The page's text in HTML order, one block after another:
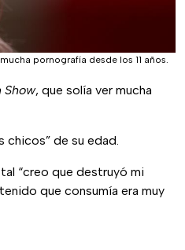
pornografía desde los 11 años.
Show, que solía ver mucha
chicos” de su edad.
“creo que destruyó mi
que consumía era muy